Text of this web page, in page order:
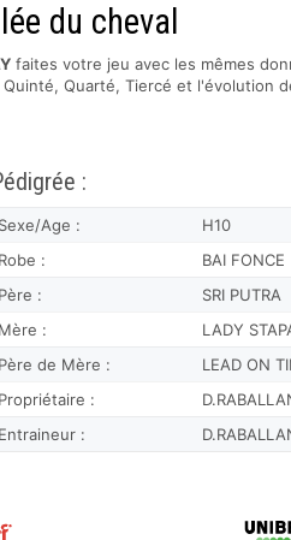
du cheval
faites votre jeu avec les mêmes
Quarté, Tiercé et
:
Sexe/Age :
H10
Robe :
BAI FONCE
Père :
SRI PUTRA
Mère :
LADY
Père de Mère :
LEAD ON
Propriétaire :
Entraineur :